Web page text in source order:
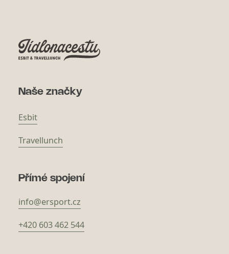
Naše značky
Esbit
Travellunch
Přímé spojení
info@ersport.cz
+420 603 462 544